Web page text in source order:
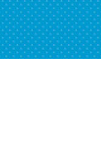
でも読める人は原文
hit. Shit.